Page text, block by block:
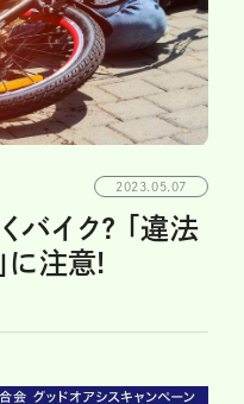
2023.05.07
バイク? 「違法
に注意!